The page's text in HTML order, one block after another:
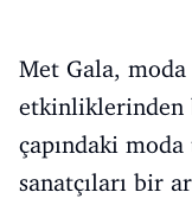
Met Gala, moda
etkinliklerinden
çapındaki moda
sanatçıları bir